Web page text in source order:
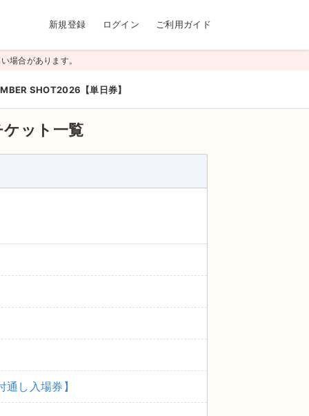
新規登録 ログイン ご利用ガイド
場合があります。
SHOT2026【単日券】
ケット一覧
し⼊場券】